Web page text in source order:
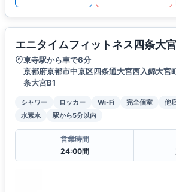
エニタイムフィットネス四条大
東寺駅から車で6分
京都府京都市中京区四条通大宮西入錦大宮
条大宮B1
シャワー ロッカー Wi-Fi 完全個室 他
水素水
駅から5分以内
営業時間
24:00間